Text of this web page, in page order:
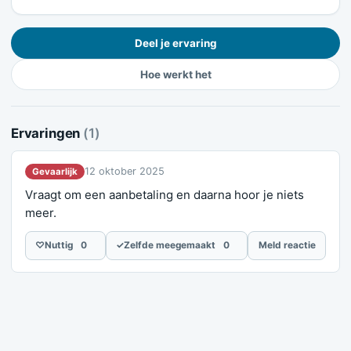
Deel je ervaring
Hoe werkt het
Ervaringen (1)
Gevaarlijk 12 oktober 2025
Vraagt om een aanbetaling en daarna hoor je niets
meer.
♡Nuttig 0 ✓Zelfde meegemaakt 0 Meld reactie